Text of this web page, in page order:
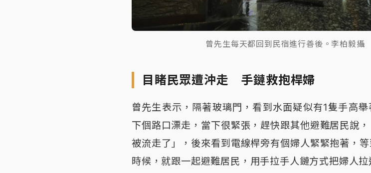
曾先生每天都回到民宿進行善後。李柏毅攝
目睹民眾遭沖走 手鏈救抱桿婦
曾先生表示，隔著玻璃門，看到水面疑似有1隻手高
下個路口漂走，當下很緊張，趕快跟其他避難居民說
被流走了」，後來看到電線桿旁有個婦人緊緊抱著，
時候，就跟一起避難居民，用手拉手人鏈方式把婦人拉